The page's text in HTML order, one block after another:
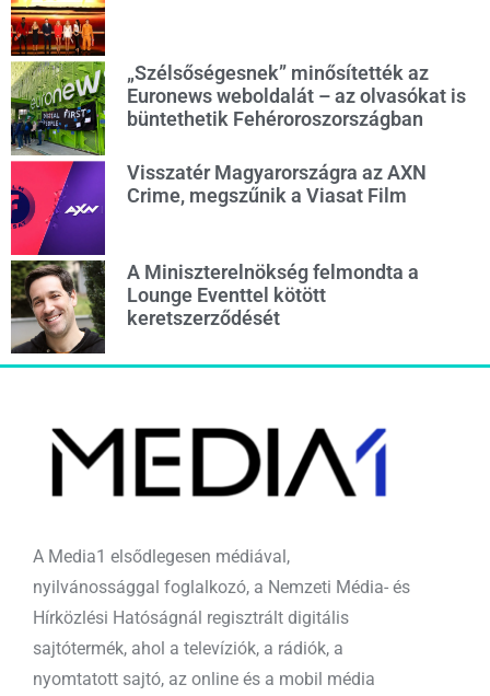
„Szélsőségesnek” minősítették az
Euronews weboldalát – az olvasókat is
büntethetik Fehéroroszországban
Visszatér Magyarországra az AXN
Crime, megszűnik a Viasat Film
A Miniszterelnökség felmondta a
Lounge Eventtel kötött
keretszerződését
A Media1 elsődlegesen médiával,
nyilvánossággal foglalkozó, a Nemzeti Média- és
Hírközlési Hatóságnál regisztrált digitális
sajtótermék, ahol a televíziók, a rádiók, a
nyomtatott sajtó, az online és a mobil média